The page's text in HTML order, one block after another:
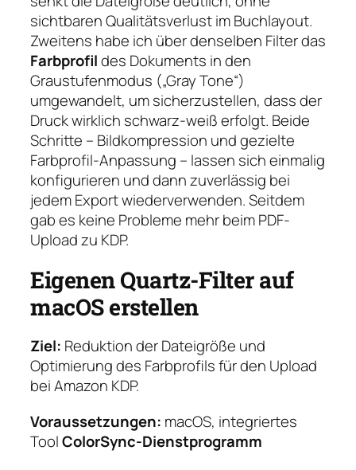
sichtbaren Qualitätsverlust im Buchlayout.
Zweitens habe ich über denselben Filter das
Farbprofildes Dokuments in den
Graustufenmodus („Gray Tone“)
umgewandelt, um sicherzustellen, dass der
Druck wirklich schwarz-weiß erfolgt. Beide
Schritte – Bildkompression und gezielte
Farbprofil-Anpassung – lassen sich einmalig
konfigurieren und dann zuverlässig bei
jedem Export wiederverwenden. Seitdem
gab es keine Probleme mehr beim PDF-
Upload zu KDP.
Eigenen Quartz-Filter auf
macOS erstellen
Ziel: Reduktion der Dateigröße und
Optimierung des Farbprofils für den Upload
bei Amazon KDP.
Voraussetzungen: macOS, integriertes
ToolColorSync-Dienstprogramm